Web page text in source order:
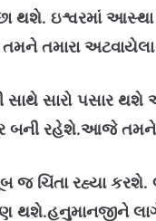
થશે. ઇશ્વરમાં આસ્‍થા
તમારા
સાથે સારો ૫સાર
બની રહેશે.આજે
ચિંતા રહ્યા કરશે.
થશે.હનુમાનજીને